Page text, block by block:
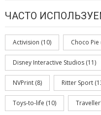
ЧАСТО
Activision (10) Choco Pie
Disney Interactive Studios (11)
NVPrint (8) Ritter Sport
Toys-to-life (10)